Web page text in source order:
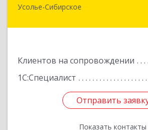
Усолье-Сибирское
Клиентов на сопровождении
1С:Специалист
Отправить
Показать контакты
665451, Иркутская обл,
Отправить
Назад